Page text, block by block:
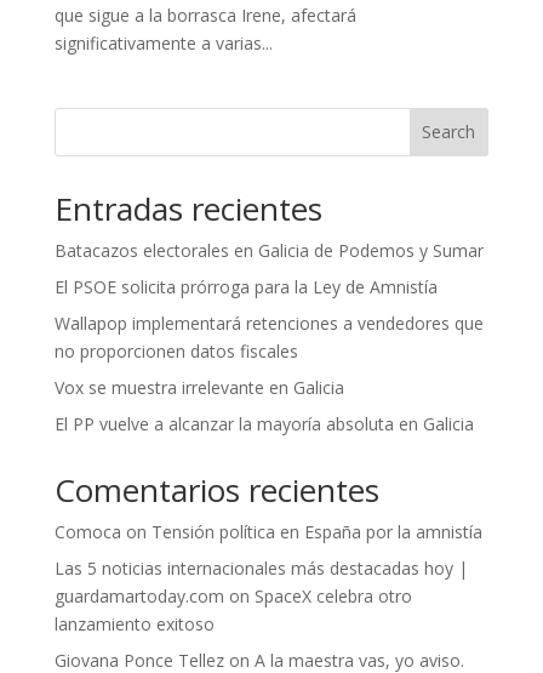
que sigue a la borrasca Irene, afectará
significativamente a varias...
Search
Entradas recientes
Batacazos electorales en Galicia de Podemos y Sumar
El PSOE solicita prórroga para la Ley de Amnistía
Wallapop implementará retenciones a vendedores que
no proporcionen datos fiscales
Vox se muestra irrelevante en Galicia
El PP vuelve a alcanzar la mayoría absoluta en Galicia
Comentarios recientes
Comoca on Tensión política en España por la amnistía
Las 5 noticias internacionales más destacadas hoy |
guardamartoday.com on SpaceX celebra otro
lanzamiento exitoso
Giovana Ponce Tellezon A la maestra vas, yo aviso.